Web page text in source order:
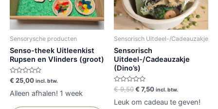
Sensorysche producten
Senso-theek Uitleenkist
Rupsen en Vlinders (groot)
Gewaardeerd
0
uit
5
€ 25,00 incl. btw.
Alleen afhalen! 1 week
Sensorisch Uitdeel-/Cadeauzakje
Sensorisch
Uitdeel-/Cadeauzakje
(Dino’s)
Gewaardeerd
0
uit
5
€9,50€ 7,50 incl. btw.
Leuk om cadeau te geven!